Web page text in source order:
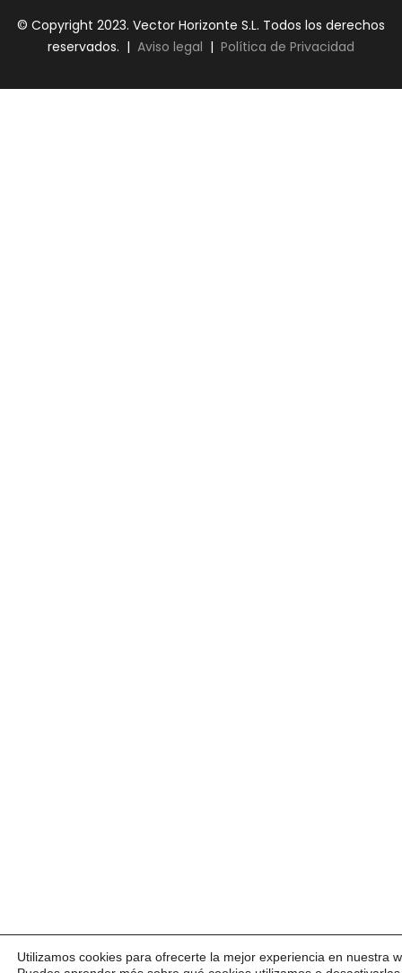
© Copyright 2023. Vector Horizonte S.L. Todos los derechos
reservados. | Aviso legal | Política de Privacidad
Utilizamos cookies para ofrecerte la mejor experiencia en nuestra